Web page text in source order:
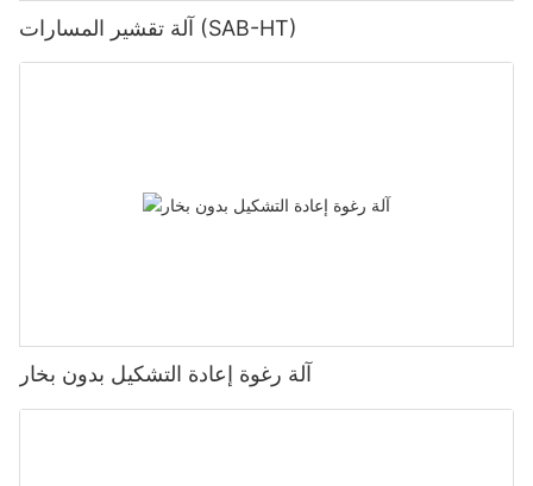
آلة تقشير المسارات (SAB-HT)
آلة رغوة إعادة التشكيل بدون بخار